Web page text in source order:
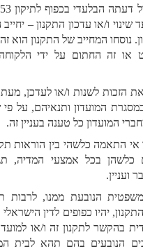
הגנת הצרכן. החל ממועד שינוי ו/או עדכון התקנון – יחייב הנוסח
מצוי באתר האינטרנט או זה החתום על ידי הלקוחה ,לפי
ליידיס שומרת לעצמה את הזכות לשנות ו/או לעדכן, מעת לעת,
את ההטבות הניתנות במסגרת המועדון ותנאיהם, על פי שיקול
כל טענה בעניין זה.
במקרה של סתירה ו/או אי התאמה כלשהי בין הוראות תקנון זה
תקנון זה, וכל עילה משפטית הנובעת ממנו, לרבות תוקפם
ופרשנותם של הוראות התקנון, יהיו כפופים לדין הישראלי בלבד,
וסמכות השיפוט הבלעדית בהקשר לתקנון זה ו/או למועדון ו/או